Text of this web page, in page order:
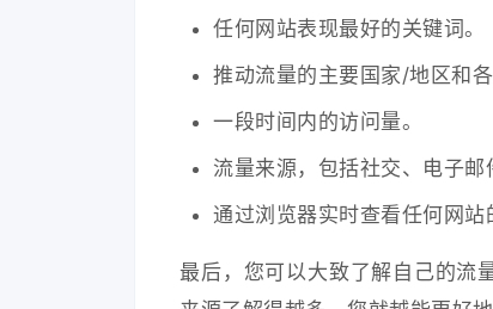
任何网站表现最好的关键词。
推动流量的主要国家/地区和
一段时间内的访问量。
流量来源，包括社交、电子邮
通过浏览器实时查看任何网站
最后，您可以大致了解自己的流